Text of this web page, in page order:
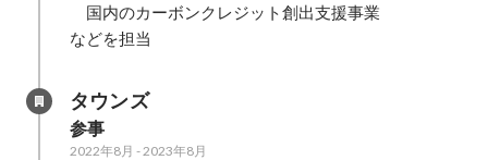
国内のカーボンクレジット創出支援事業
などを担当
タウンズ
参事
2022年8月 - 2023年8月